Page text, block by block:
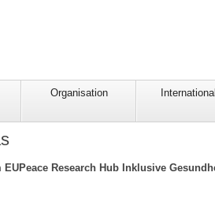
Organisation
Research Hub Inklusive